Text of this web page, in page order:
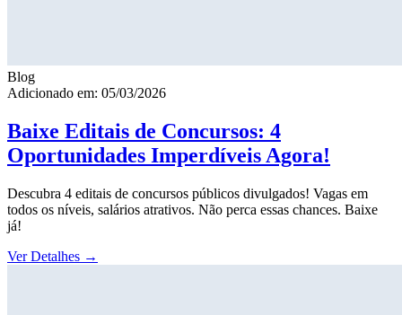
Blog
Adicionado em: 05/03/2026
Baixe Editais de Concursos: 4
Oportunidades Imperdíveis Agora!
Descubra 4 editais de concursos públicos divulgados! Vagas em
todos os níveis, salários atrativos. Não perca essas chances. Baixe
já!
Ver Detalhes →